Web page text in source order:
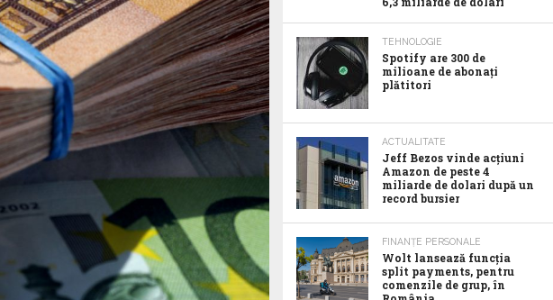
TEHNOLOGIE
Spotify are 300 de
milioane de abonaţi
plătitori
ACTUALITATE
Jeff Bezos vinde acţiuni
Amazon de peste 4
miliarde de dolari după un
record bursier
FINANȚE PERSONALE
Wolt lansează funcția
split payments, pentru
comenzile de grup, în